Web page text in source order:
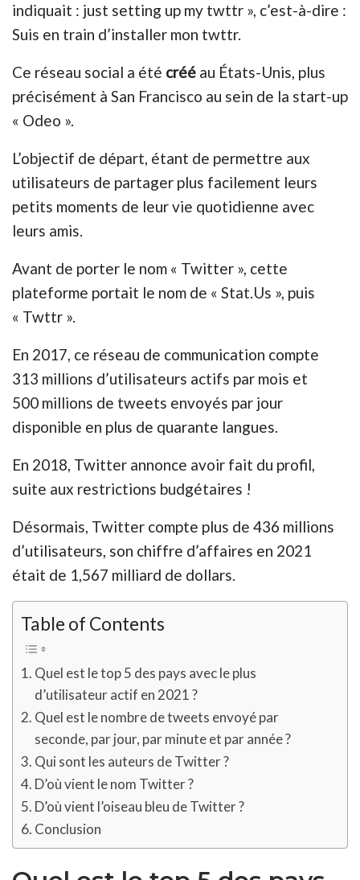
indiquait : just setting up my twttr », c’est-à-dire :
Suis en train d’installer mon twttr.
Ce réseau social a été créé au États-Unis, plus
précisément à San Francisco au sein de la start-up
« Odeo ».
L’objectif de départ, étant de permettre aux
utilisateurs de partager plus facilement leurs
petits moments de leur vie quotidienne avec
leurs amis.
Avant de porter le nom « Twitter », cette
plateforme portait le nom de « Stat.Us », puis
« Twttr ».
En 2017, ce réseau de communication compte
313 millions d’utilisateurs actifs par mois et
500 millions de tweets envoyés par jour
disponible en plus de quarante langues.
En 2018, Twitter annonce avoir fait du profil,
suite aux restrictions budgétaires !
Désormais, Twitter compte plus de 436 millions
d’utilisateurs, son chiffre d’affaires en 2021
était de 1,567 milliard de dollars.
Table of Contents
Quel est le top 5 des pays avec le plus
d’utilisateur actif en 2021 ?
Quel est le nombre de tweets envoyé par
seconde, par jour, par minute et par année ?
Qui sont les auteurs de Twitter ?
D’où vient le nom Twitter ?
D’où vient l’oiseau bleu de Twitter ?
Conclusion